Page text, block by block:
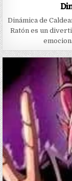
Dinámica de
Ratón es un